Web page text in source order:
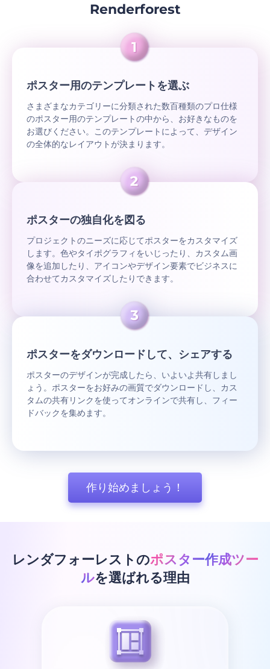
Renderforest
ポスター用のテンプレートを選ぶ
さまざまなカテゴリーに分類された数百種類のプロ仕様
のポスター用のテンプレートの中から、お好きなものを
お選びください。このテンプレートによって、デザイン
の全体的なレイアウトが決まります。
ポスターの独自化を図る
プロジェクトのニーズに応じてポスターをカスタマイズ
します。色やタイポグラフィをいじったり、カスタム画
像を追加したり、アイコンやデザイン要素でビジネスに
合わせてカスタマイズしたりできます。
ポスターをダウンロードして、シェアする
ポスターのデザインが完成したら、いよいよ共有しまし
ょう。ポスターをお好みの画質でダウンロードし、カス
タムの共有リンクを使ってオンラインで共有し、フィー
ドバックを集めます。
作り始めましょう！
レンダフォーレストのポスター作成ツー
ルを選ばれる理由